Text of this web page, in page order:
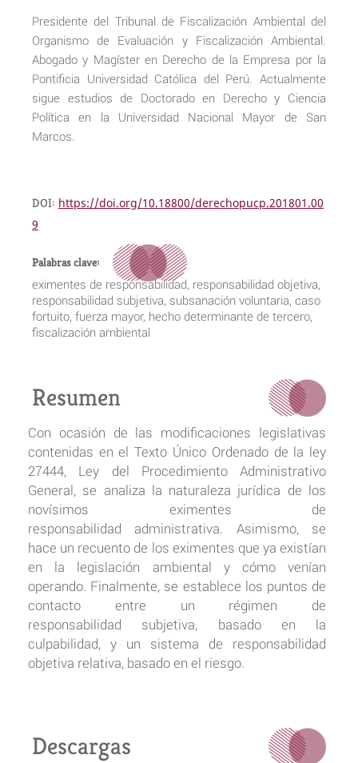
Presidente del Tribunal de Fiscalización Ambiental del
Organismo de Evaluación y Fiscalización Ambiental.
Abogado y Magíster en Derecho de la Empresa por la
Pontificia Universidad Católica del Perú. Actualmente
sigue estudios de Doctorado en Derecho y Ciencia
Política en la Universidad Nacional Mayor de San
Marcos.
DOI: https://doi.org/10.18800/derechopucp.201801.00
9
Palabras clave:
eximentes de responsabilidad, responsabilidad objetiva,
responsabilidad subjetiva, subsanación voluntaria, caso
fortuito, fuerza mayor, hecho determinante de tercero,
fiscalización ambiental
Resumen
Con ocasión de las modificaciones legislativas
contenidas en el Texto Único Ordenado de la ley
27444, Ley del Procedimiento Administrativo
General, se analiza la naturaleza jurídica de los
novísimos eximentes de
responsabilidad administrativa. Asimismo, se
hace un recuento de los eximentes que ya existían
en la legislación ambiental y cómo venían
operando. Finalmente, se establece los puntos de
contacto entre un régimen de
responsabilidad subjetiva, basado en la
culpabilidad, y un sistema de responsabilidad
objetiva relativa, basado en el riesgo.
Descargas